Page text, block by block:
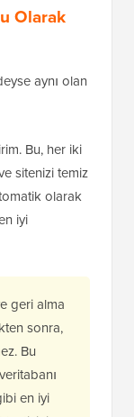
Olarak
aynı olan
Bu, her iki
sitenizi temiz
olarak
iyi
geri alma
sonra,
Bu
en iyi